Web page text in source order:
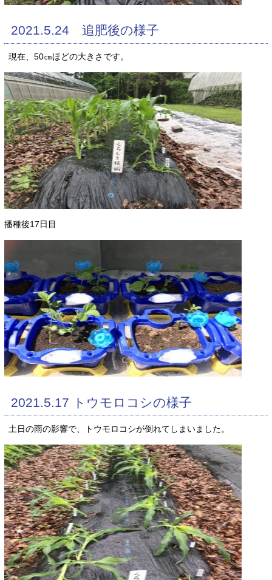
2021.5.24 追肥後の様子
現在、50㎝ほどの大きさです。
播種後17日目
2021.5.17 トウモロコシの様子
土日の雨の影響で、トウモロコシが倒れてしまいました。